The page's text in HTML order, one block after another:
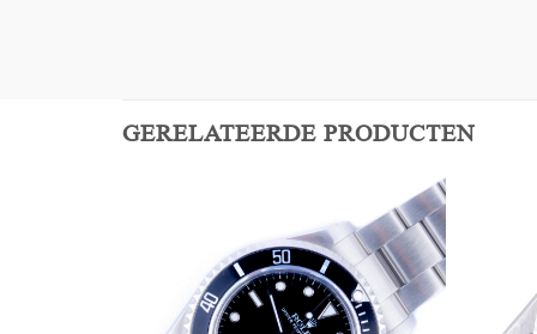
GERELATEERDE PRODUCTEN
Add to
wishlist